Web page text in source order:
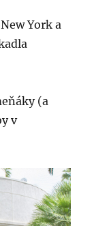
York a
(a
v